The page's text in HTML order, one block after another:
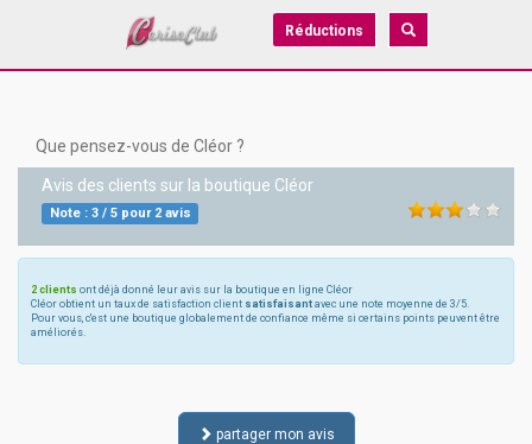
Réductions
Que pensez-vous de Cléor ?
Avis des clients sur la boutique Cléor
Note : 3/ 5pour 2avis
2 clients ont déjà donné leur avis sur la boutique en ligne Cléor
Cléor obtient un taux de satisfaction client satisfaisant avec une note moyenne de 3/5.
Pour vous, c'est une boutique globalement de confiance même si certains points peuvent être
améliorés.
partager mon avis